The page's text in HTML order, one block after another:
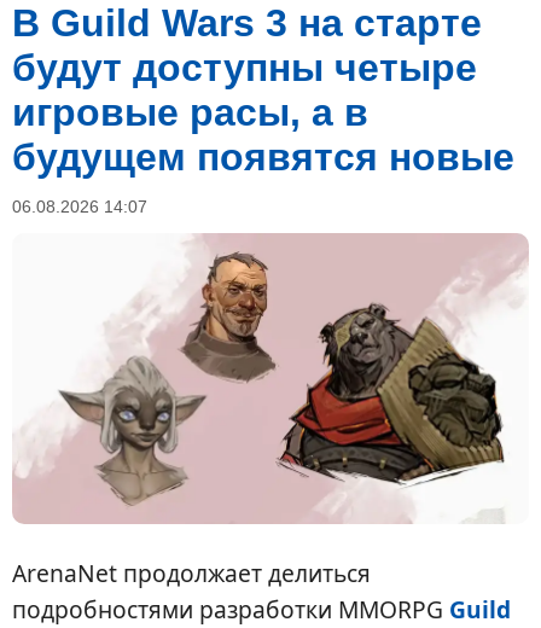
В Guild Wars 3 на старте
будут доступны четыре
игровые расы, а в
будущем появятся новые
06.08.2026 14:07
ArenaNet продолжает делиться
подробностями разработки MMORPG Guild